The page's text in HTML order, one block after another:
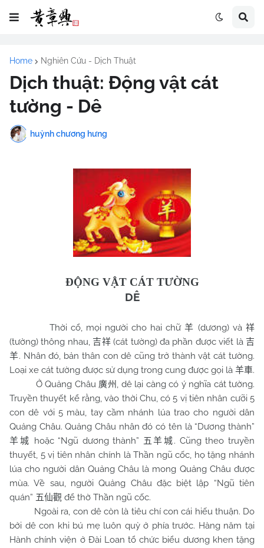
Home Nghiên Cứu - Dịch Thuật
Dịch thuật: Động vật cát
tường - Dê
huỳnh chương hưng
ĐỘNG VẬT CÁT TƯỜNG
DÊ
Thời cổ, mọi người cho hai chữ 羊 (dương) và 祥
(tường) thông nhau, 吉祥(cát tường) đa phần được viết là 吉
羊. Nhân đó, bản thân con dê cũng trở thành vật cát tường.
Loại xe cát tường được sử dụng trong cung được gọi là 羊車.
Ở Quảng Châu 廣州 , dê lại càng có ý nghĩa cát tường.
Truyền thuyết kể rằng, vào thời Chu, có 5 vị tiên nhân cưỡi 5
con dê với 5 màu, tay cầm nhánh lúa trao cho người dân
Quảng Châu. Quảng Châu nhân đó có tên là “Dương thành”
羊城 hoặc “Ngũ dương thành” 五羊城. Cũng theo truyền
thuyết, 5 vị tiên nhân chính là Thần ngũ cốc, họ tặng nhánh
lúa cho người dân Quảng Châu là mong Quảng Châu được
mùa. Về sau, người Quảng Châu đặc biệt lập “Ngũ tiên
quán” 五仙觀 để thờ Thần ngũ cốc.
Ngoài ra, con dê còn là tiêu chí con cái hiếu thuận. Do
bởi dê con khi bú mẹ luôn quỳ ở phía trước. Hàng năm tại
Hành chính viện ở Đài Loan tổ chức biểu dương khen tặng